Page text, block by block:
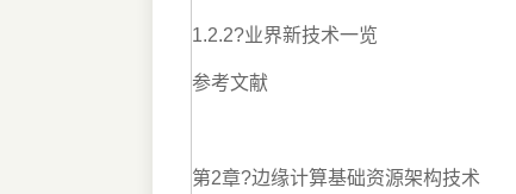
1.2.2?业界新技术一览
参考文献
第2章?边缘计算基础资源架构技术